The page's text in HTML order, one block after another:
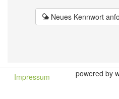
Neues Kennwort
Impressum powered by